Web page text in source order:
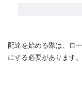
配達を始める際は、ロ
にする必要があります。